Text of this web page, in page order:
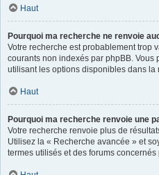
Haut
Pourquoi ma recherche ne renvoie
Votre recherche est probablement trop
courants non indexés par phpBB. Vous
utilisant les options disponibles dans la
Haut
Pourquoi ma recherche renvoie une
Votre recherche renvoie plus de
Utilisez la « Recherche avancée » et
termes utilisés et des forums